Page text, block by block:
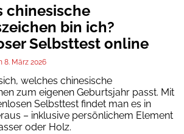
chinesische
bin ich?
Selbsttest online
8. März 2026
welches chinesische
zum eigenen Geburtsjahr passt. Mit
Selbsttest findet man es in
– inklusive persönlichem Element
oder Holz.